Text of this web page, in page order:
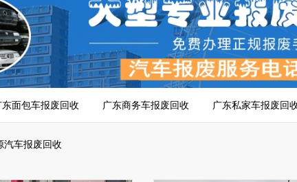
东面包车报废回收 广东商务车报废回收 广东私家车报废回
汽车报废回收